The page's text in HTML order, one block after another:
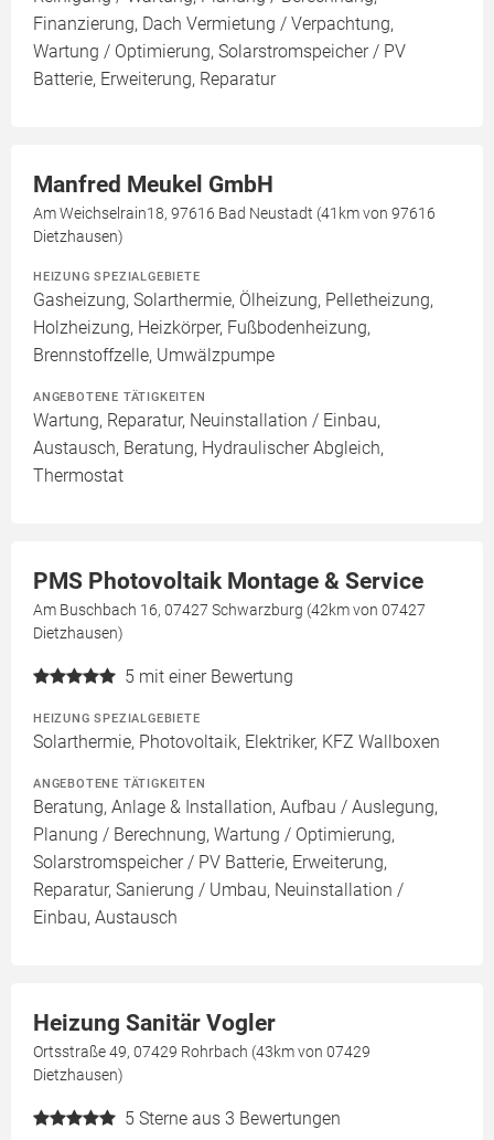
Finanzierung, Dach Vermietung / Verpachtung,
Wartung / Optimierung, Solarstromspeicher / PV
Batterie, Erweiterung, Reparatur
Manfred Meukel GmbH
Am Weichselrain18, 97616 Bad Neustadt (41km von 97616
Dietzhausen)
HEIZUNG SPEZIALGEBIETE
Gasheizung, Solarthermie, Ölheizung, Pelletheizung,
Holzheizung, Heizkörper, Fußbodenheizung,
Brennstoffzelle, Umwälzpumpe
ANGEBOTENE TÄTIGKEITEN
Wartung, Reparatur, Neuinstallation / Einbau,
Austausch, Beratung, Hydraulischer Abgleich,
Thermostat
PMS Photovoltaik Montage & Service
Am Buschbach 16, 07427 Schwarzburg (42km von 07427
Dietzhausen)
5 mit einer Bewertung
HEIZUNG SPEZIALGEBIETE
Solarthermie, Photovoltaik, Elektriker, KFZ Wallboxen
ANGEBOTENE TÄTIGKEITEN
Beratung, Anlage & Installation, Aufbau / Auslegung,
Planung / Berechnung, Wartung / Optimierung,
Solarstromspeicher / PV Batterie, Erweiterung,
Reparatur, Sanierung / Umbau, Neuinstallation /
Einbau, Austausch
Heizung Sanitär Vogler
Ortsstraße 49, 07429 Rohrbach (43km von 07429
Dietzhausen)
5 Sterne aus 3 Bewertungen